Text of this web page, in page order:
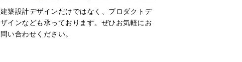
建築設計デザインだけではなく、プロダクトデ
ザインなども承っております。ぜひお気軽にお
問い合わせください。